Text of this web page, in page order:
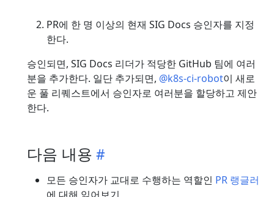
PR에 한 명 이상의 현재 SIG Docs 승인자를 지정
한다.
승인되면, SIG Docs 리더가 적당한 GitHub 팀에 여러
분을 추가한다. 일단 추가되면, @k8s-ci-robot이 새로
운 풀 리퀘스트에서 승인자로 여러분을 할당하고 제안
한다.
다음 내용
모든 승인자가 교대로 수행하는 역할인 PR 랭글러
에 대해 읽어보기